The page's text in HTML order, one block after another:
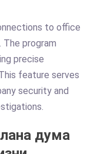
to office
program
precise
feature serves
security and
дума